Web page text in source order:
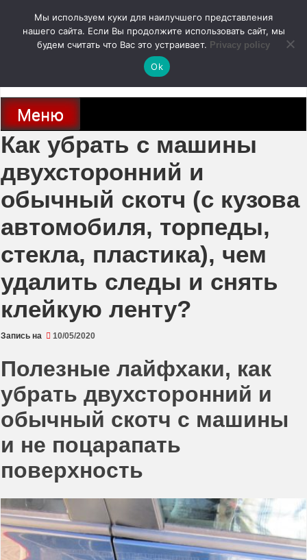
содержимому
autodoc24.ru
Новости про современные автомобили и не только, новинки зарубежного
и отечественного автопрома
Меню
Как убрать с машины
двухсторонний и
обычный скотч (с кузова
автомобиля, торпеды,
стекла, пластика), чем
удалить следы и снять
клейкую ленту?
Запись на 10/05/2020
Полезные лайфхаки, как
убрать двухсторонний и
обычный скотч с машины
и не поцарапать
поверхность
Мы используем куки для наилучшего представления
нашего сайта. Если Вы продолжите использовать сайт, мы
будем считать что Вас это устраивает. Privacy policy
Ok